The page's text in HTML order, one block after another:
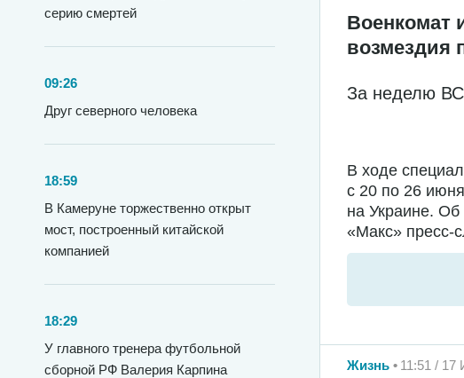
серию смертей
09:26
Друг северного человека
18:59
В Камеруне торжественно открыт
мост, построенный китайской
компанией
18:29
У главного тренера футбольной
сборной РФ Валерия Карпина
Военкомат
возмездия
За неделю ВС
В ходе
с 20 по 26
на Украине.
«Макс» пресс-
Жизнь 11:51 / 17